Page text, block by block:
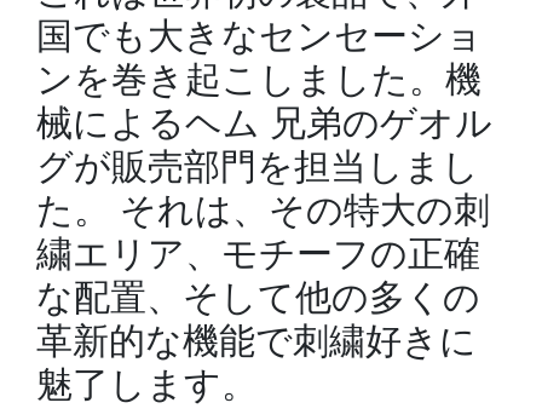
国でも大きなセンセーショ
ンを巻き起こしました。機
械によるヘム 兄弟のゲオル
グが販売部門を担当しまし
た。 それは、その特大の刺
繍エリア、モチーフの正確
な配置、そして他の多くの
革新的な機能で刺繍好きに
魅了します。